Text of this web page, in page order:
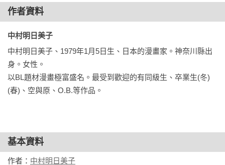
作者資料
中村明日美子
中村明日美子、1979年1月5日生、日本的漫畫家。神奈川縣出
身。女性。
以BL題材漫畫極富盛名。最受到歡迎的有同級生、卒業生(冬)
(春)、空與原、O.B.等作品。
基本資料
作者： 中村明日美子